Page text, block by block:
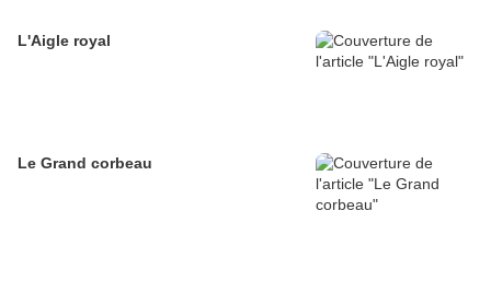
L'Aigle royal
Le Grand corbeau